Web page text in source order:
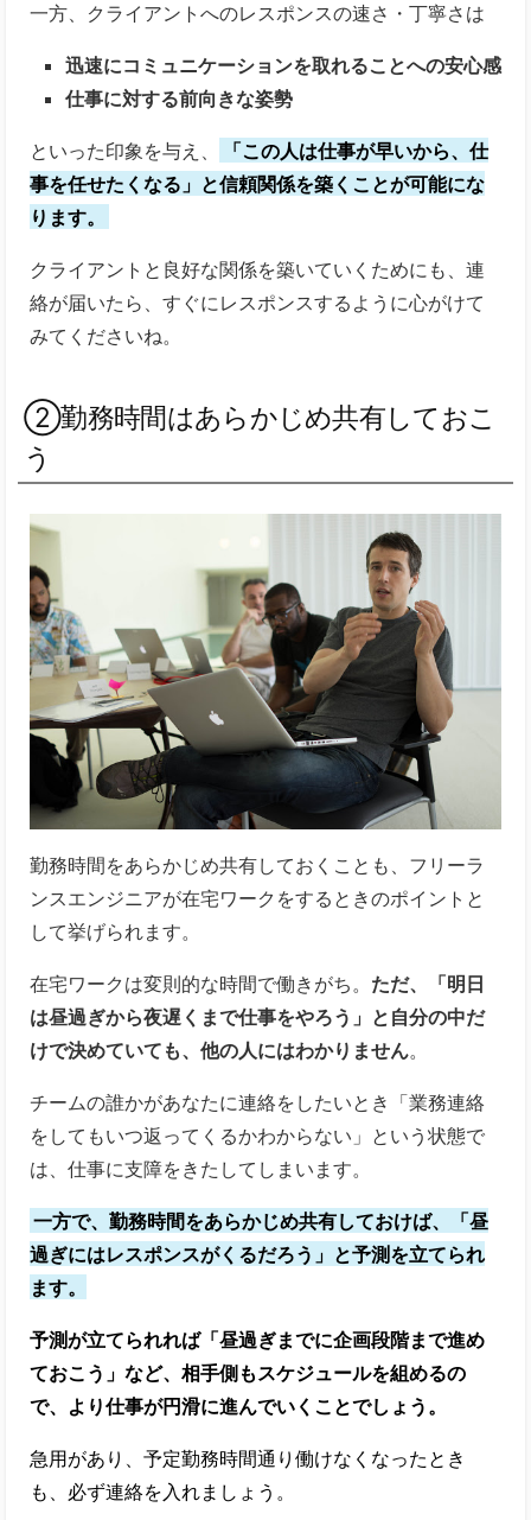
一方、クライアントへのレスポンスの速さ・丁寧さは
迅速にコミュニケーションを取れることへの安心感
仕事に対する前向きな姿勢
といった印象を与え、
「この人は仕事が早いから、仕
事を任せたくなる」と信頼関係を築くことが可能にな
ります。
クライアントと良好な関係を築いていくためにも、連
絡が届いたら、すぐにレスポンスするように心がけて
みてくださいね。
②勤務時間はあらかじめ共有しておこ
う
勤務時間をあらかじめ共有しておくことも、フリーラ
ンスエンジニアが在宅ワークをするときのポイントと
して挙げられます。
在宅ワークは変則的な時間で働きがち。 ただ、「明日
は昼過ぎから夜遅くまで仕事をやろう」と自分の中だ
けで決めていても、他の人にはわかりません。
チームの誰かがあなたに連絡をしたいとき「業務連絡
をしてもいつ返ってくるかわからない」という状態で
は、仕事に支障をきたしてしまいます。
一方で、勤務時間をあらかじめ共有しておけば、「昼
過ぎにはレスポンスがくるだろう」と予測を立てられ
ます。
予測が立てられれば「昼過ぎまでに企画段階まで進め
ておこう」など、相手側もスケジュールを組めるの
で、より仕事が円滑に進んでいくことでしょう。
急用があり、予定勤務時間通り働けなくなったとき
も、必ず連絡を入れましょう。